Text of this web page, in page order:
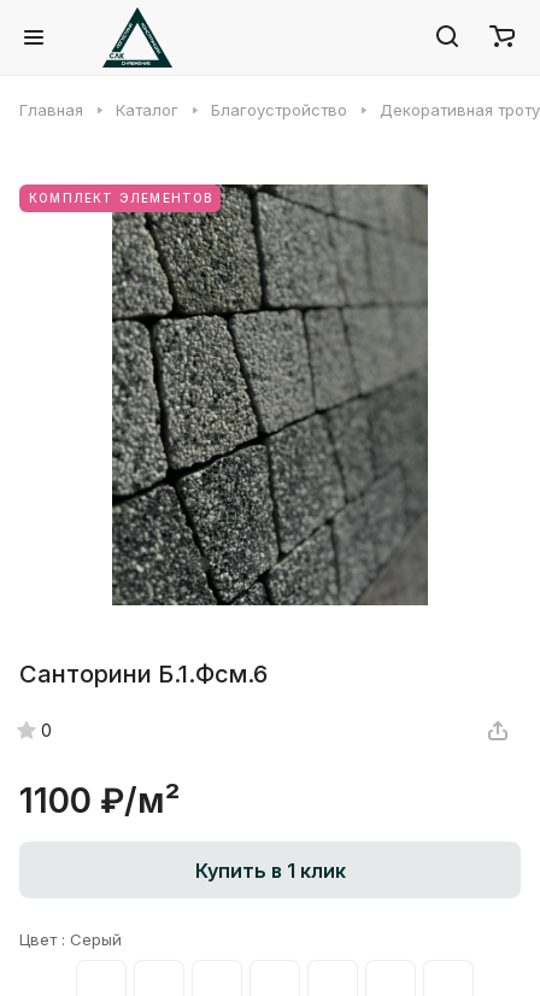
Главная Каталог Благоустройство Декоративная
КОМПЛЕКТ ЭЛЕМЕНТОВ
Санторини Б.1.Фсм.6
0
1100 ₽/м²
Купить в 1 клик
Цвет : Серый